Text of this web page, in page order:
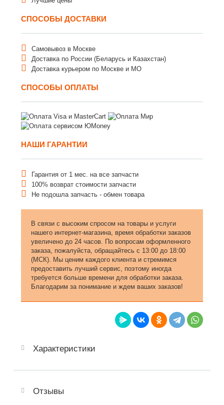
СПОСОБЫ ДОСТАВКИ
Самовывоз в Москве
Доставка по России (Беларусь и Казахстан)
Доставка курьером по Москве и МО
СПОСОБЫ ОПЛАТЫ
НАШИ ГАРАНТИИ
Гарантия от 1 мес. на все запчасти
100% возврат стоимости запчасти
Не подошла запчасть - обмен товара
В связи с высоким спросом на товары и услуги
нашего интернет-магазина, время обработки заказов
увеличено до 24 часов. По вопросам оформленного
заказа, пожалуйста, обращайтесь с 13:00 до 18:00
(МСК). Мы ценим каждого клиента и стремимся
предоставить лучший сервис, поэтому иногда
требуется больше времени для обработки заказа.
Благодарим за понимание и ждем ваших заказов!
Характеристики
Отзывы